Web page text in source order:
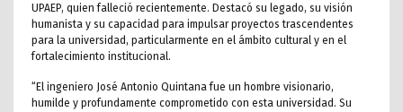
UPAEP, quien falleció recientemente. Destacó su legado, su visión
humanista y su capacidad para impulsar proyectos trascendentes
para la universidad, particularmente en el ámbito cultural y en el
fortalecimiento institucional.
“El ingeniero José Antonio Quintana fue un hombre visionario,
humilde y profundamente comprometido con esta universidad. Su